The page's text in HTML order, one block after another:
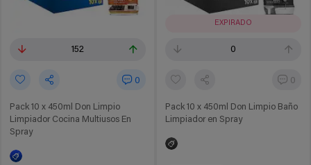
152
0
Pack 10 x 450ml Don Limpio
Limpiador Cocina Multiusos En
Spray
EXPIRADO
0
0
Pack 10 x 450ml Don Limpio Baño
Limpiador en Spray